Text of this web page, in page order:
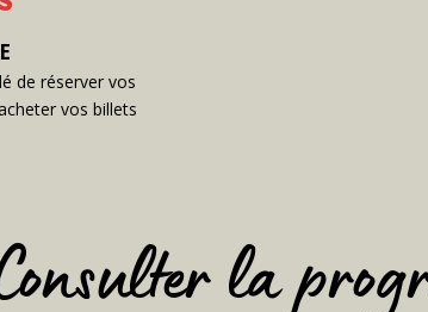
de réserver vos
vos billets
la